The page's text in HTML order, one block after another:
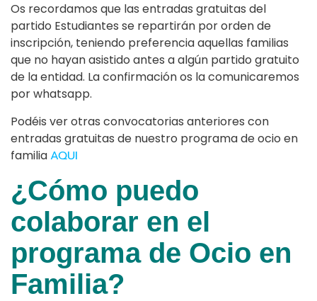
Os recordamos que las entradas gratuitas del
partido Estudiantes se repartirán por orden de
inscripción, teniendo preferencia aquellas familias
que no hayan asistido antes a algún partido gratuito
de la entidad. La confirmación os la comunicaremos
por whatsapp.
Podéis ver otras convocatorias anteriores con
entradas gratuitas de nuestro programa de ocio en
familiaAQUI
¿Cómo puedo
colaborar en el
programa de Ocio en
Familia?